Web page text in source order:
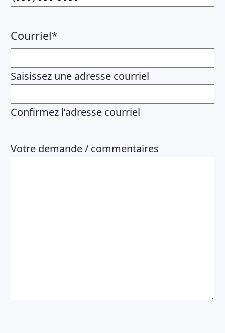
Courriel*
Saisissez une adresse courriel
Confirmez l’adresse courriel
Votre demande / commentaires